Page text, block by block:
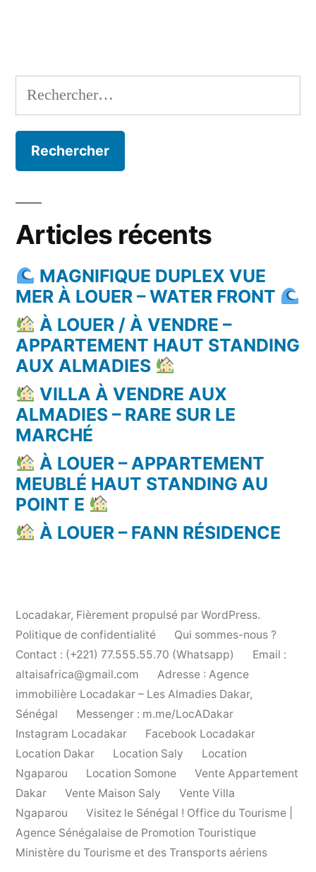
Rechercher :
Articles récents
MAGNIFIQUE DUPLEX VUE
MER À LOUER – WATER FRONT
À LOUER / À VENDRE –
APPARTEMENT HAUT STANDING
AUX ALMADIES
VILLA À VENDRE AUX
ALMADIES – RARE SUR LE
MARCHÉ
À LOUER – APPARTEMENT
MEUBLÉ HAUT STANDING AU
POINT E
À LOUER – FANN RÉSIDENCE
Locadakar, Fièrement propulsé par WordPress.
Politique de confidentialité
Qui sommes-nous ?
Contact : (+221) 77.555.55.70 (Whatsapp)
Email :
altaisafrica@gmail.com
Adresse : Agence
immobilière Locadakar – Les Almadies Dakar,
Sénégal
Messenger : m.me/LocADakar
Instagram Locadakar
Facebook Locadakar
Location Dakar
Location Saly
Location
Ngaparou
Location Somone
Vente Appartement
Dakar
Vente Maison Saly
Vente Villa
Ngaparou
Visitez le Sénégal ! Office du Tourisme |
Agence Sénégalaise de Promotion Touristique
Ministère du Tourisme et des Transports aériens